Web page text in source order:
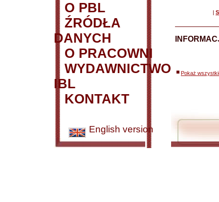
O PBL
ŹRÓDŁA
DANYCH
O PRACOWNI
WYDAWNICTWO
IBL
KONTAKT
English version
|
Pokaż